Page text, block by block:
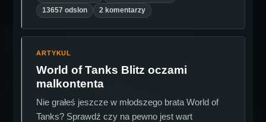
13657 odslon
2 komentarzy
ARTYKUL
World of Tanks Blitz oczami
malkontenta
Nie grałeś jeszcze w młodszego brata World of
Tanks? Sprawdź czy na pewno jest wart